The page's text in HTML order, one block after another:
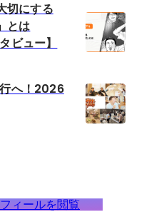
切にする
とは
ビュー】
へ！2026
ィールを閲覧